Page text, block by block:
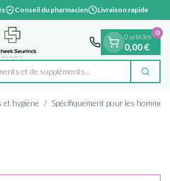
Conseil du pharmacien Livraison rapide
et
0 articles
0,00 €
0
et hygiène / Spécifiquement pour les hommes